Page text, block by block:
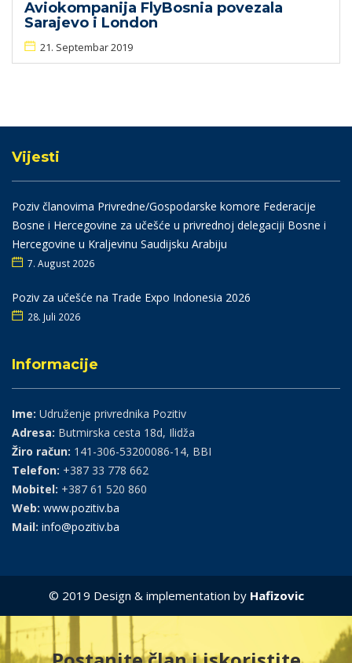
Aviokompanija FlyBosnia povezala
Sarajevo i London
21. Septembar 2019
Vijesti
Poziv članovima Privredne/Gospodarske komore Federacije
Bosne i Hercegovine za učešće u privrednoj delegaciji Bosne i
Hercegovine u Kraljevinu Saudijsku Arabiju
7. August 2026
Poziv za učešće na Trade Expo Indonesia 2026
28. Juli 2026
Informacije
Ime: Udruženje privrednika Pozitiv
Adresa: Butmirska cesta 18d, Ilidža
Žiro račun: 141-306-53200086-14, BBI
Telefon: +387 33 778 662
Mobitel: +387 61 520 860
Web: www.pozitiv.ba
Mail: info@pozitiv.ba
© 2019 Design & implementation by Hafizovic